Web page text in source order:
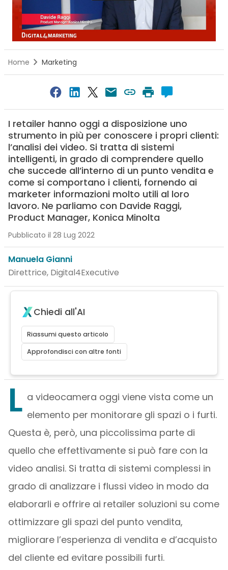
Home Marketing
I retailer hanno oggi a disposizione uno
strumento in più per conoscere i propri clienti:
l’analisi dei video. Si tratta di sistemi
intelligenti, in grado di comprendere quello
che succede all’interno di un punto vendita e
come si comportano i clienti, fornendo ai
marketer informazioni molto utili al loro
lavoro. Ne parliamo con Davide Raggi,
Product Manager, Konica Minolta
Pubblicato il 28 Lug 2022
Manuela Gianni
Direttrice, Digital4Executive
Chiedi all'AI
Riassumi questo articolo
Approfondisci con altre fonti
L a videocamera oggi viene vista come un
elemento per monitorare gli spazi o i furti.
Questa è, però, una piccolissima parte di
quello che effettivamente si può fare con la
video analisi. Si tratta di sistemi complessi in
grado di analizzare i flussi video in modo da
elaborarli e offrire ai retailer soluzioni su come
ottimizzare gli spazi del punto vendita,
migliorare l’esperienza di vendita e d’acquisto
del cliente ed evitare possibili furti.